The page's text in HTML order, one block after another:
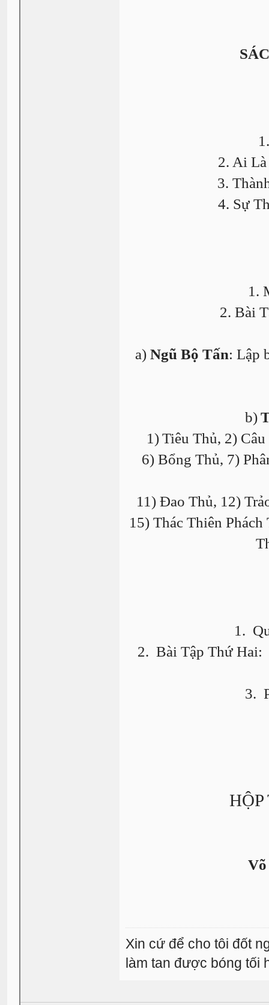
2. Ai
3.
4. Sự
1.
2. Bài
a)Ngũ Bộ Tấn: Lập
b)
1) Tiêu Thủ, 2)
6) Bổng Thủ, 7)
11) Đao Thủ, 12)
15) Thác Thiên
1.
2. Bài Tập Thứ Hai:
3.
Võ
Xin cứ để cho tôi đốt
làm tan được bóng tối